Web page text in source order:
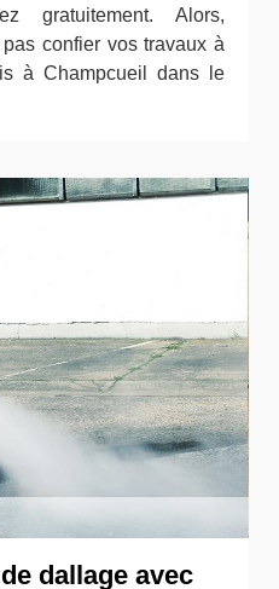
gratuitement. Alors,
confier vos travaux à
à Champcueil dans le
dallage avec